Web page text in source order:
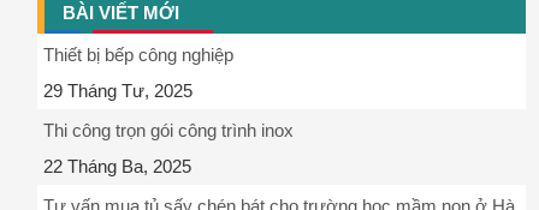
BÀI VIẾT MỚI
Thiết bị bếp công nghiệp
29 Tháng Tư, 2025
Thi công trọn gói công trình inox
22 Tháng Ba, 2025
Tư vấn mua tủ sấy chén bát cho trường học mầm non ở Hà